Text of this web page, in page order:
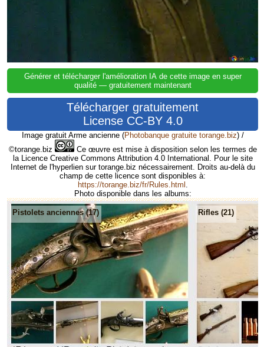
Générer et télécharger l'amélioration IA de cette image en super
qualité — gratuitement maintenant
Télécharger gratuitement
License CC-BY 4.0
Image gratuit Arme ancienne (Photobanque gratuite torange.biz) /
©torange.biz
Ce œuvre est mise à disposition selon les termes de
la Licence Creative Commons Attribution 4.0 International. Pour le site
Internet de l'hyperlien sur torange.biz nécessairement. Droits au-delà du
champ de cette licence sont disponibles à:
https://torange.biz/fr/Rules.html
Photo disponible dans les albums:
Pistolets anciennes (17) Rifles (21)